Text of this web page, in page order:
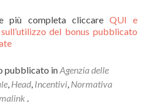
più completa cliccare QUI e
del bonus pubblicato
pubblicato inAgenzia delle
, Head, Incentivi, Normativa
.